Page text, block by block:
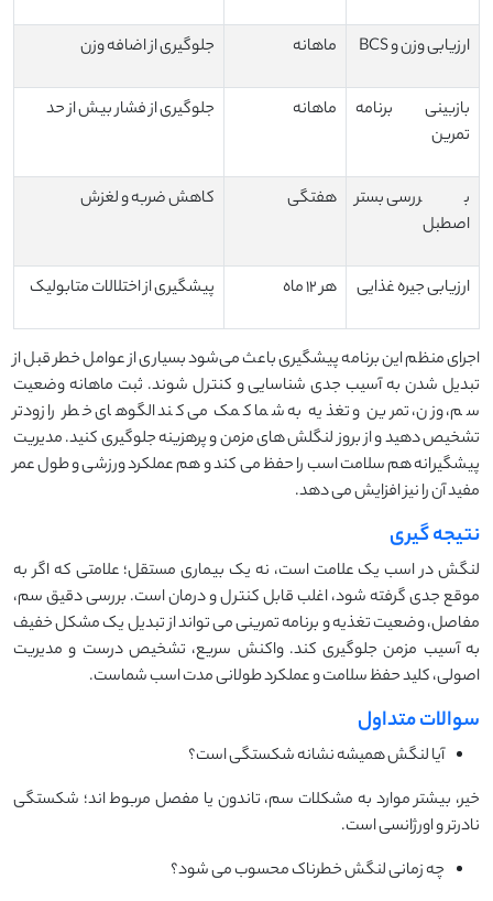
ارزیابی وزن و BCS ماهانه جلوگیری از اضافه وزن
بازبینی برنامه
تمرین
ماهانه جلوگیری از فشار بیش از حد
بررسی بستر
اصطبل
هفتگی کاهش ضربه و لغزش
ارزیابی جیره غذایی هر ۱۲ ماه پیشگیری از اختلالات متابولیک
اجرای منظم این برنامه پیشگیری باعث می‌شود بسیاری از عوامل خطر قبل از
تبدیل شدن به آسیب جدی شناسایی و کنترل شوند. ثبت ماهانه وضعیت
سم، وزن، تمرین و تغذیه به شما کمک می ‌کند الگوهای خطر را زودتر
تشخیص دهید و از بروز لنگلش ‌های مزمن و پرهزینه جلوگیری کنید. مدیریت
پیشگیرانه هم سلامت اسب را حفظ می‌ کند و هم عملکرد ورزشی و طول عمر
مفید آن را نیز افزایش می ‌دهد.
نتیجه گیری
لنگش در اسب یک علامت است، نه یک بیماری مستقل؛ علامتی که اگر به‌
موقع جدی گرفته شود، اغلب قابل کنترل و درمان است. بررسی دقیق سم،
مفاصل، وضعیت تغذیه و برنامه تمرینی می‌ تواند از تبدیل یک مشکل خفیف
به آسیب مزمن جلوگیری کند. واکنش سریع، تشخیص درست و مدیریت
اصولی، کلید حفظ سلامت و عملکرد طولانی ‌مدت اسب شماست.
سوالات متداول
آیا لنگش همیشه نشانه شکستگی است؟
خیر، بیشتر موارد به مشکلات سم، تاندون یا مفصل مربوط ‌اند؛ شکستگی
نادرتر و اورژانسی است.
چه زمانی لنگش خطرناک محسوب می‌ شود؟